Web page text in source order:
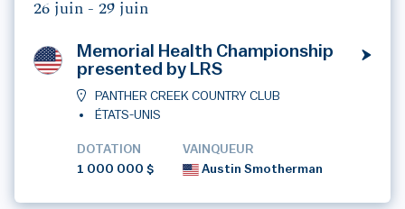
26 juin - 29 juin
Memorial Health Championship
presented by LRS
PANTHER CREEK COUNTRY CLUB
ÉTATS-UNIS
DOTATION
1 000 000 $
VAINQUEUR
Austin Smotherman